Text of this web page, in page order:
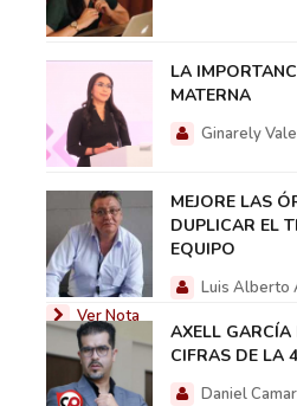
LA
MATERNA
Ginarely
MEJORE LAS
DUPLICAR EL
EQUIPO
Luis Alberto
Ver Nota
AXELL GARCÍA
CIFRAS DE LA
Daniel